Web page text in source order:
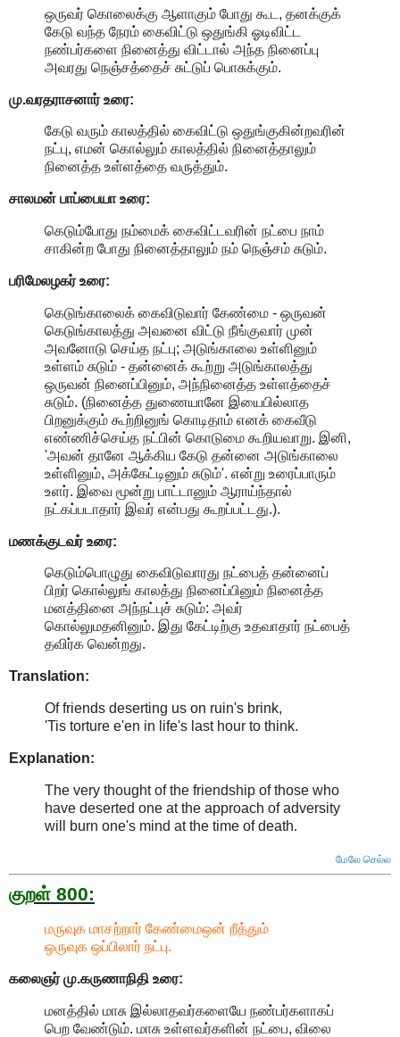
ஒருவர் கொலைக்கு ஆளாகும் போது கூட, தனக்குக்
கேடு வந்த நேரம் கைவிட்டு ஒதுங்கி ஓடிவிட்ட
நண்பர்களை நினைத்து விட்டால் அந்த நினைப்பு
அவரது நெஞ்சத்தைச் சுட்டுப் பொசுக்கும்.
மு.வரதராசனார்உரை:
கேடு வரும் காலத்தில் கைவிட்டு ஒதுங்குகின்றவரின்
நட்பு, எமன் கொல்லும் காலத்தில் நினைத்தாலும்
நினைத்த உள்ளத்தை வருத்தும்.
சாலமன் பாப்பையா உரை:
கெடும்போது நம்மைக் கைவிட்டவரின் நட்பை நாம்
சாகின்ற போது நினைத்தாலும் நம் நெஞ்சம் சுடும்.
பரிமேலழகர் உரை:
கெடுங்காலைக் கைவிடுவார் கேண்மை - ஒருவன்
கெடுங்காலத்து அவனை விட்டு நீங்குவார் முன்
அவனோடு செய்த நட்பு; அடுங்காலை உள்ளினும்
உள்ளம் சுடும் - தன்னைக் கூற்று அடுங்காலத்து
ஒருவன் நினைப்பினும், அந்நினைத்த உள்ளத்தைச்
சுடும். (நினைத்த துணையானே இயைபில்லாத
பிறனுக்கும் கூற்றினுங் கொடிதாம் எனக் கைவீடு
எண்ணிச்செய்த நட்பின் கொடுமை கூறியவாறு. இனி,
'அவன் தானே ஆக்கிய கேடு தன்னை அடுங்காலை
உள்ளினும், அக்கேட்டினும் சுடும்'. என்று உரைப்பாரும்
உளர். இவை மூன்று பாட்டானும் ஆராய்ந்தால்
நட்கப்படாதார் இவர் என்பது கூறப்பட்டது.).
மணக்குடவர் உரை:
கெடும்பொழுது கைவிடுவாரது நட்பைத் தன்னைப்
பிறர் கொல்லுங் காலத்து நினைப்பினும் நினைத்த
மனத்தினை அந்நட்புச் சுடும்: அவர்
கொல்லுமதனினும். இது கேட்டிற்கு உதவாதார் நட்பைத்
தவிர்க வென்றது.
Translation:
Of friends deserting us on ruin's brink,
'Tis torture e'en in life's last hour to think.
Explanation:
The very thought of the friendship of those who
have deserted one at the approach of adversity
will burn one's mind at the time of death.
மேலே செல்ல
குறள் 800:
மருவுக மாசற்றார் கேண்மைஒன் றீத்தும்
ஒருவுக ஒப்பிலார் நட்பு.
கலைஞர் மு.கருணாநிதி உரை:
மனத்தில் மாசு இல்லாதவர்களையே நண்பர்களாகப்
பெற வேண்டும். மாசு உள்ளவர்களின் நட்பை, விலை